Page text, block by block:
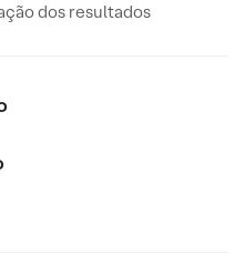
dos resultados